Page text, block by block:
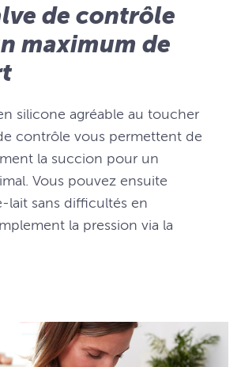
de contrôle
maximum de
silicone agréable au toucher
contrôle vous permettent de
la succion pour un
Vous pouvez ensuite
lait sans difficultés en
la pression via la